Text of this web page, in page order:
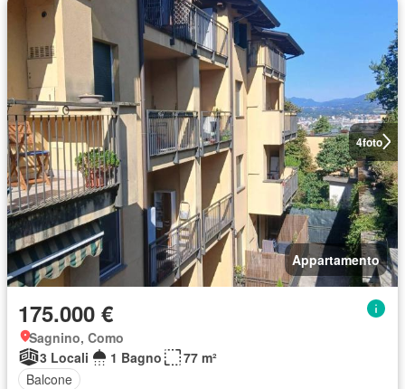
4foto
Appartamento
175.000 €
Sagnino, Como
3 Locali
1 Bagno
77 m²
Balcone